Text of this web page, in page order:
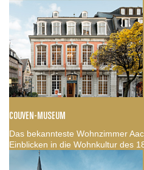
COUVEN-MUSEUM
Das bekannteste Wohnzimmer
Einblicken in die Wohnkultur des